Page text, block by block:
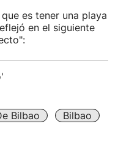
es tener una playa
en el siguiente
Bilbao
Bilbao